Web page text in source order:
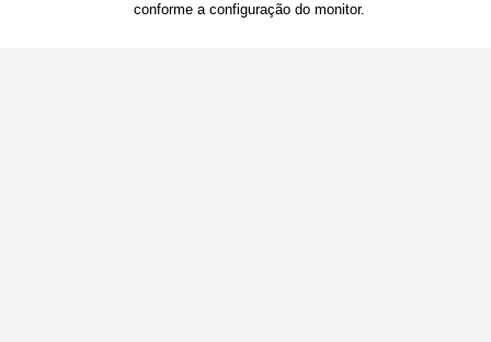
conforme a configuração do monitor.